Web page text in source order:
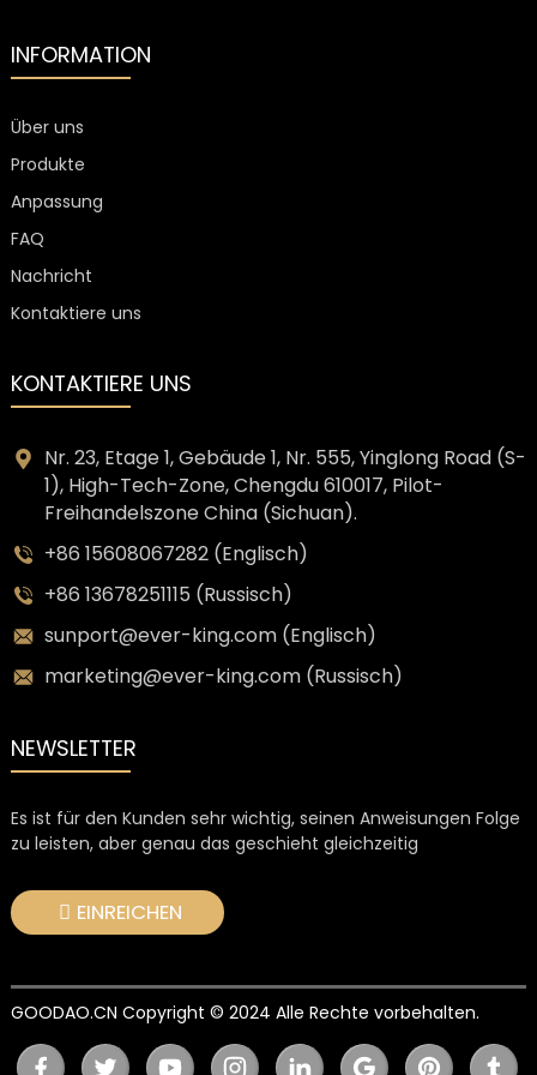
INFORMATION
Über uns
Produkte
Anpassung
FAQ
Nachricht
Kontaktiere uns
KONTAKTIERE UNS
Nr. 23, Etage 1, Gebäude 1, Nr. 555, Yinglong Road (S-
1), High-Tech-Zone, Chengdu 610017, Pilot-
Freihandelszone China (Sichuan).
+86 15608067282 (Englisch)
+86 13678251115 (Russisch)
sunport@ever-king.com (Englisch)
marketing@ever-king.com (Russisch)
NEWSLETTER
Es ist für den Kunden sehr wichtig, seinen Anweisungen Folge
zu leisten, aber genau das geschieht gleichzeitig
EINREICHEN
GOODAO.CN Copyright © 2024 Alle Rechte vorbehalten.